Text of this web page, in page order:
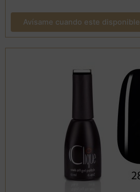
Avísame cuando este disponible